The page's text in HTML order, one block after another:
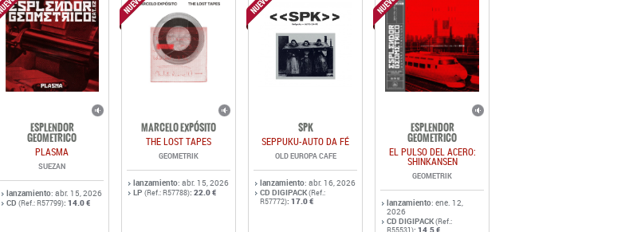
ESPLENDOR
GEOMETRICO
PLASMA
SUEZAN
lanzamiento: abr. 15, 2026
CD (Ref.: R57799): 14.0 €
MARCELO EXPÓSITO
THE LOST TAPES
GEOMETRIK
lanzamiento: abr. 15, 2026
LP (Ref.: R57788): 22.0 €
SPK
SEPPUKU-AUTO DA FÉ
OLD EUROPA CAFE
lanzamiento: abr. 16, 2026
CD DIGIPACK(Ref.:
R57772): 17.0 €
ESPLENDOR
GEOMETRICO
EL PULSO DEL ACERO:
SHINKANSEN
GEOMETRIK
lanzamiento: ene. 12,
2026
CD DIGIPACK(Ref.:
: 14.5 €